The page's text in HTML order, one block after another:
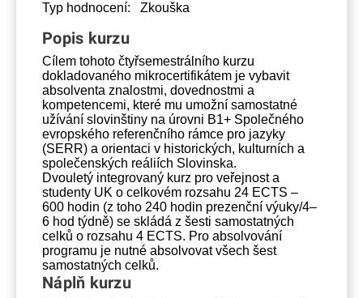
Typ hodnocení:
Zkouška
Popis kurzu
Cílem tohoto čtyřsemestrálního kurzu
dokladovaného mikrocertifikátem je vybavit
absolventa znalostmi, dovednostmi a
kompetencemi, které mu umožní samostatné
užívání slovinštiny na úrovni B1+ Společného
evropského referenčního rámce pro jazyky
(SERR) a orientaci v historických, kulturních a
společenských reáliích Slovinska.
Dvouletý integrovaný kurz pro veřejnost a
studenty UK o celkovém rozsahu 24 ECTS –
600 hodin (z toho 240 hodin prezenční výuky/4–
6 hod týdně) se skládá z šesti samostatných
celků o rozsahu 4 ECTS. Pro absolvování
programu je nutné absolvovat všech šest
samostatných celků.
Náplň kurzu